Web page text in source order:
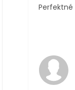
Perfektné